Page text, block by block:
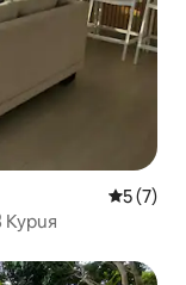
Средна
5 (7)
Курия